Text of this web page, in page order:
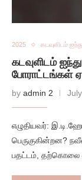
2025 கடவுளிடம்
கடவுளிடம்
போராட்டங்கள்
by admin 2
எழுதியவர்:
பெருகுகின்றன?
பதட்டம்,